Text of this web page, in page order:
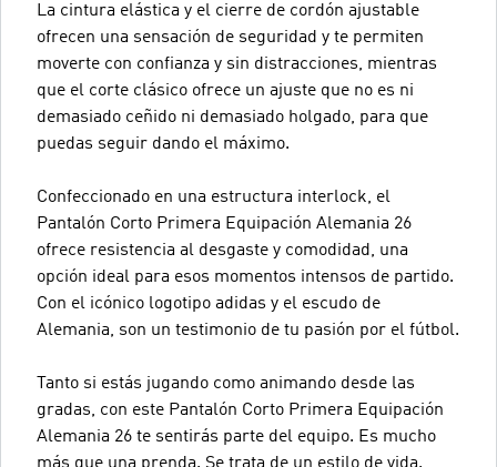
La cintura elástica y el cierre de cordón ajustable
ofrecen una sensación de seguridad y te permiten
moverte con confianza y sin distracciones, mientras
que el corte clásico ofrece un ajuste que no es ni
demasiado ceñido ni demasiado holgado, para que
puedas seguir dando el máximo.
Confeccionado en una estructura interlock, el
Pantalón Corto Primera Equipación Alemania 26
ofrece resistencia al desgaste y comodidad, una
opción ideal para esos momentos intensos de partido.
Con el icónico logotipo adidas y el escudo de
Alemania, son un testimonio de tu pasión por el fútbol.
Tanto si estás jugando como animando desde las
gradas, con este Pantalón Corto Primera Equipación
Alemania 26 te sentirás parte del equipo. Es mucho